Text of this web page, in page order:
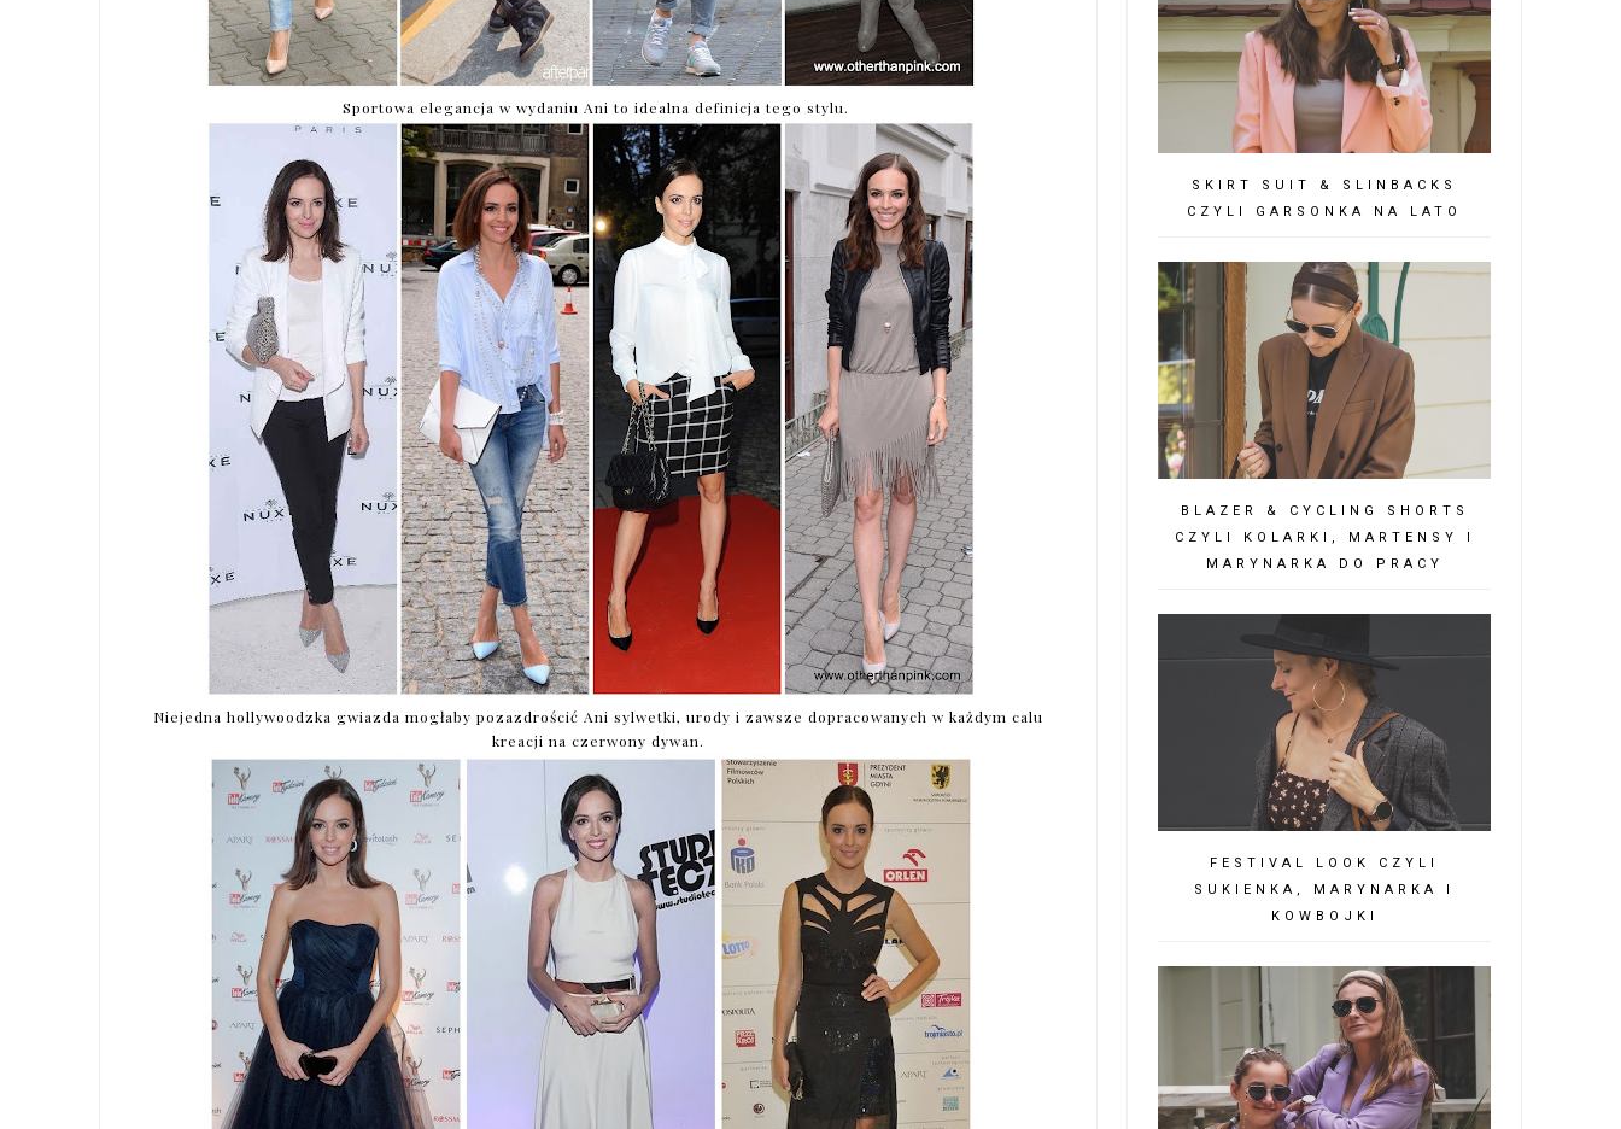
Sportowa elegancja w wydaniu Ani to idealna definicja tego stylu.
Niejedna hollywoodzka gwiazda mogłaby pozazdrościć Ani sylwetki, urody i zawsze dopracowanych w każdym calu
kreacji na czerwony dywan.
SKIRT SUIT & SLINBACKS
CZYLI GARSONKA NA LATO
BLAZER & CYCLING SHORTS
CZYLI KOLARKI, MARTENSY I
MARYNARKA DO PRACY
FESTIVAL LOOK CZYLI
SUKIENKA, MARYNARKA I
KOWBOJKI